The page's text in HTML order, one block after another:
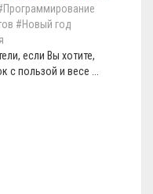
#Новый год
если Вы хотите,
с пользой и весе ...